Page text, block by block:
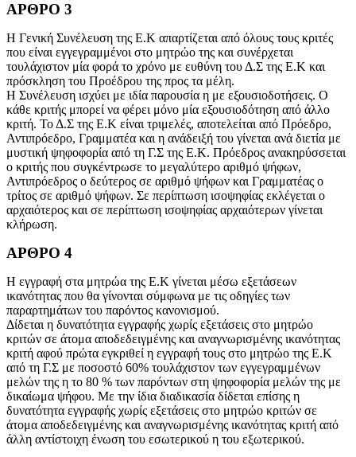
ΑΡΘΡΟ 3
Η Γενική Συνέλευση της Ε.Κ απαρτίζεται από όλους τους κριτές
που είναι εγγεγραμμένοι στο μητρώο της και συνέρχεται
τουλάχιστον μία φορά το χρόνο με ευθύνη του Δ.Σ της Ε.Κ και
πρόσκληση του Προέδρου της προς τα μέλη.
Η Συνέλευση ισχύει με ιδία παρουσία η με εξουσιοδοτήσεις. Ο
κάθε κριτής μπορεί να φέρει μόνο μία εξουσιοδότηση από άλλο
κριτή. Το Δ.Σ της Ε.Κ είναι τριμελές, αποτελείται από Πρόεδρο,
Αντιπρόεδρο, Γραμματέα και η ανάδειξή του γίνεται ανά διετία με
μυστική ψηφοφορία από τη Γ.Σ της Ε.Κ. Πρόεδρος ανακηρύσσεται
ο κριτής που συγκέντρωσε το μεγαλύτερο αριθμό ψήφων,
Αντιπρόεδρος ο δεύτερος σε αριθμό ψήφων και Γραμματέας ο
τρίτος σε αριθμό ψήφων. Σε περίπτωση ισοψηφίας εκλέγεται ο
αρχαιότερος και σε περίπτωση ισοψηφίας αρχαιότερων γίνεται
κλήρωση.
ΑΡΘΡΟ 4
Η εγγραφή στα μητρώα της Ε.Κ γίνεται μέσω εξετάσεων
ικανότητας που θα γίνονται σύμφωνα με τις οδηγίες των
παραρτημάτων του παρόντος κανονισμού.
Δίδεται η δυνατότητα εγγραφής χωρίς εξετάσεις στο μητρώο
κριτών σε άτομα αποδεδειγμένης και αναγνωρισμένης ικανότητας
κριτή αφού πρώτα εγκριθεί η εγγραφή τους στο μητρώο της Ε.Κ
από τη Γ.Σ με ποσοστό 60% τουλάχιστον των εγγεγραμμένων
μελών της η το 80 % των παρόντων στη ψηφοφορία μελών της με
δικαίωμα ψήφου. Με την ίδια διαδικασία δίδεται επίσης η
δυνατότητα εγγραφής χωρίς εξετάσεις στο μητρώο κριτών σε
άτομα αποδεδειγμένης και αναγνωρισμένης ικανότητας κριτή από
άλλη αντίστοιχη ένωση του εσωτερικού η του εξωτερικού.